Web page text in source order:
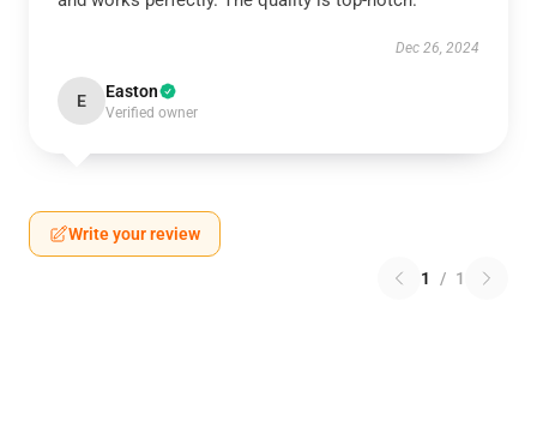
Dec 26, 2024
E Easton
Verified owner
Write your review
1 / 1